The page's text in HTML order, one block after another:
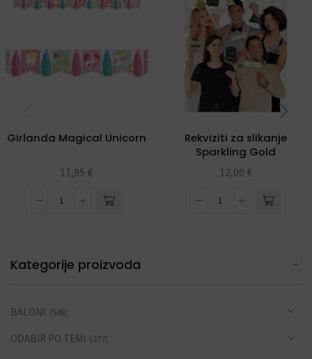
Girlanda Magical Unicorn
11,95 €
Rekviziti za slikanje
Sparkling Gold
Celebrations
12,00 €
Kategorije proizvoda
BALONI (548)
ODABIR PO TEMI (377)